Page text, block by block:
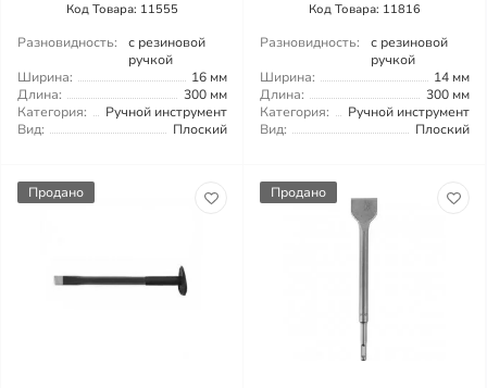
Код Товара: 11555
Разновидность:
с резиновой
ручкой
Ширина:
16 мм
Длина:
300 мм
Категория:
Ручной инструмент
Вид:
Плоский
Код Товара: 11816
Разновидность:
с резиновой
ручкой
Ширина:
14 мм
Длина:
300 мм
Категория:
Ручной инструмент
Вид:
Плоский
Продано Продано